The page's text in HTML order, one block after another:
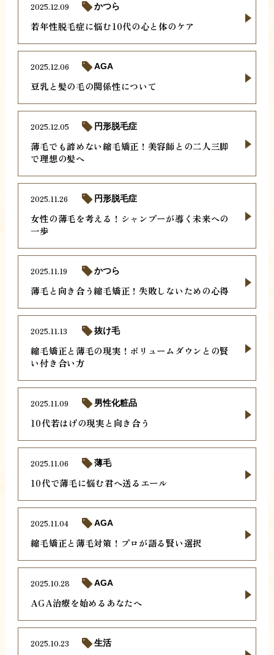
若年性脱毛症に悩む10代の心と体のケア
2025.12.09 かつら
豆乳と髪の毛の関係性について
2025.12.06 AGA
薄毛でも諦めない縮毛矯正！美容師との二人三脚
で理想の髪へ
2025.12.05 円形脱毛症
女性の薄毛を考える！シャンプーが導く未来への
一歩
2025.11.26 円形脱毛症
薄毛と向き合う縮毛矯正！失敗しないための心得
2025.11.19 かつら
縮毛矯正と薄毛の現実！ボリュームダウンとの賢
い付き合い方
2025.11.13 抜け毛
10代若はげの現実と向き合う
2025.11.09 男性化粧品
10代で薄毛に悩む君へ送るエール
2025.11.06 薄毛
縮毛矯正と薄毛対策！プロが語る賢い選択
2025.11.04 AGA
AGA治療を始めるあなたへ
2025.10.28 AGA
2025.10.23 生活